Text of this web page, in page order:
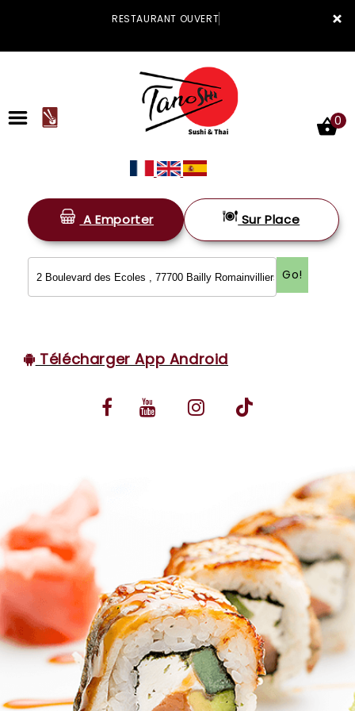
×
RESTAURANT OUVERT
ACCUEIL
LA CARTE
VOS AVIS
MENTIONS LÉGALES
0
A Emporter Sur Place
Go!
Télécharger App Android